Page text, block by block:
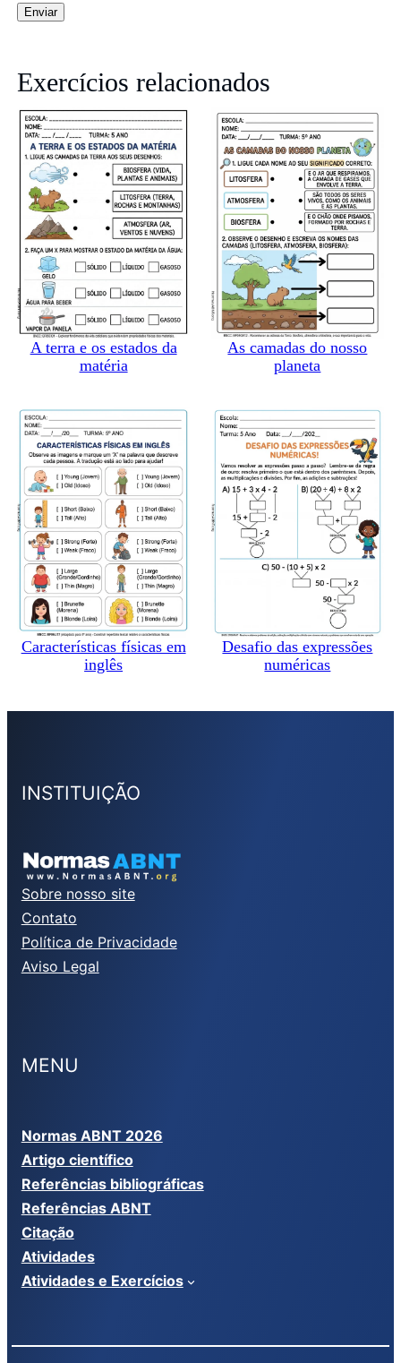
Exercícios relacionados
A terra e os estados da
matéria
As camadas do nosso
planeta
Características físicas em
inglês
Desafio das expressões
numéricas
INSTITUIÇÃO
Sobre nosso site
Contato
Política de Privacidade
Aviso Legal
MENU
Normas ABNT 2026
Artigo científico
Referências bibliográficas
Referências ABNT
Citação
Atividades
Atividades e Exercícios